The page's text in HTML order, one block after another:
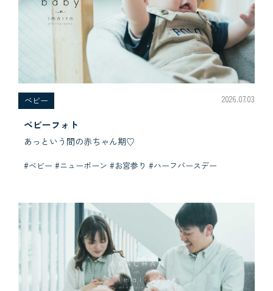
べビー 2026.07.03
ベビーフォト
あっという間の赤ちゃん期♡
#ベビー #ニューボーン #お宮参り #ハーフバースデー